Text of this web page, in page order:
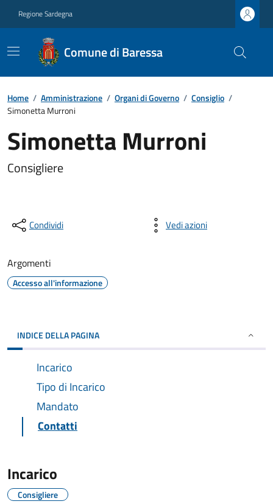
Regione Sardegna
Comune di Baressa
Home / Amministrazione / Organi di Governo / Consiglio /
Simonetta Murroni
Simonetta Murroni
Consigliere
Condividi Vedi azioni
Argomenti
Accesso all'informazione
INDICE DELLA PAGINA
Incarico
Tipo di Incarico
Mandato
Contatti
Incarico
Consigliere